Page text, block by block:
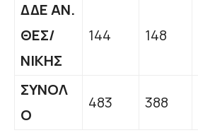
ΔΔΕ ΑΝ.
ΘΕΣ/
ΝΙΚΗΣ
144 148
ΣΥΝΟΛ
Ο
483 388